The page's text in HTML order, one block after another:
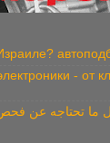
- от
تحتاجه عن فحص